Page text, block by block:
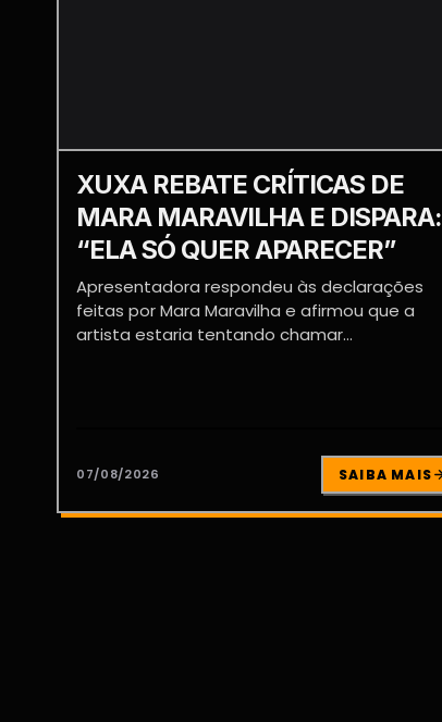
XUXA REBATE CRÍTICAS DE
MARA MARAVILHA E DISPARA:
“ELA SÓ QUER APARECER”
Apresentadora respondeu às declarações
feitas por Mara Maravilha e afirmou que a
artista estaria tentando chamar...
07/08/2026 SAIBA MAIS